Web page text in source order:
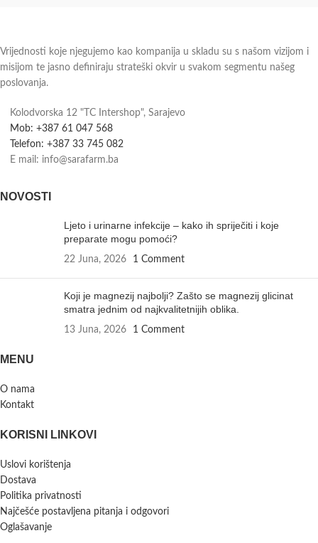
Vrijednosti koje njegujemo kao kompanija u skladu su s našom vizijom i
misijom te jasno definiraju strateški okvir u svakom segmentu našeg
poslovanja.
Kolodvorska 12 "TC Intershop", Sarajevo
Mob: +387 61 047 568
Telefon: +387 33 745 082
E mail: info@sarafarm.ba
NOVOSTI
Ljeto i urinarne infekcije – kako ih spriječiti i koje
preparate mogu pomoći?
22 Juna, 2026 1 Comment
Koji je magnezij najbolji? Zašto se magnezij glicinat
smatra jednim od najkvalitetnijih oblika.
13 Juna, 2026 1 Comment
MENU
O nama
Kontakt
KORISNI LINKOVI
Uslovi korištenja
Dostava
Politika privatnosti
Najčešće postavljena pitanja i odgovori
Oglašavanje